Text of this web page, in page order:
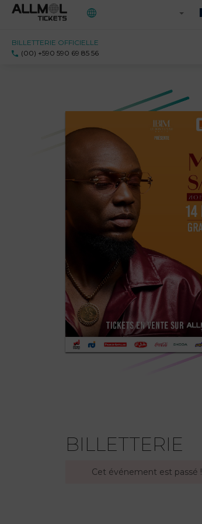
972 - Martinique
Ile-de-France
Saint-Martin
BILLETTERIE OFFICIELLE
(00) +590 590 69 85 56
BILLETTERIE
Cet événement est passé !